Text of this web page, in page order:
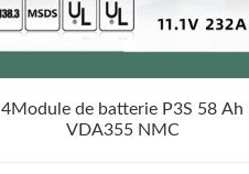
4Module de batterie P3S 58 Ah
VDA355 NMC